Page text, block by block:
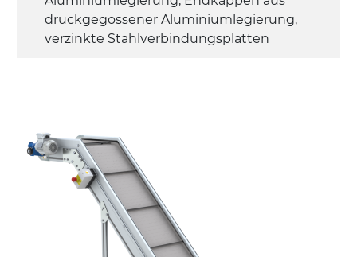
druckgegossener Aluminiumlegierung,
verzinkte Stahlverbindungsplatten
Ständer
Stahlteleskope schwarz lackiert RAL
9005, verzinkte Metallrohrfüße,
schwenkbare Räder ohne Bremse